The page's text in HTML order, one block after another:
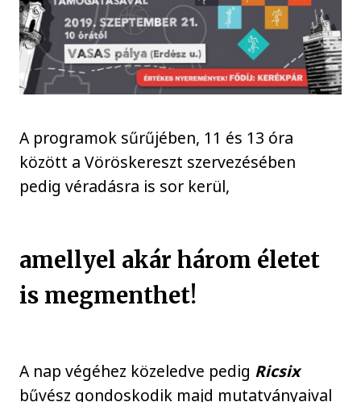
A programok sűrűjében, 11 és 13 óra
között a Vöröskereszt szervezésében
pedig véradásra is sor kerül,
amellyel akár három életet
is megmenthet!
A nap végéhez közeledve pedig Ricsix
bűvész gondoskodik majd mutatványaival